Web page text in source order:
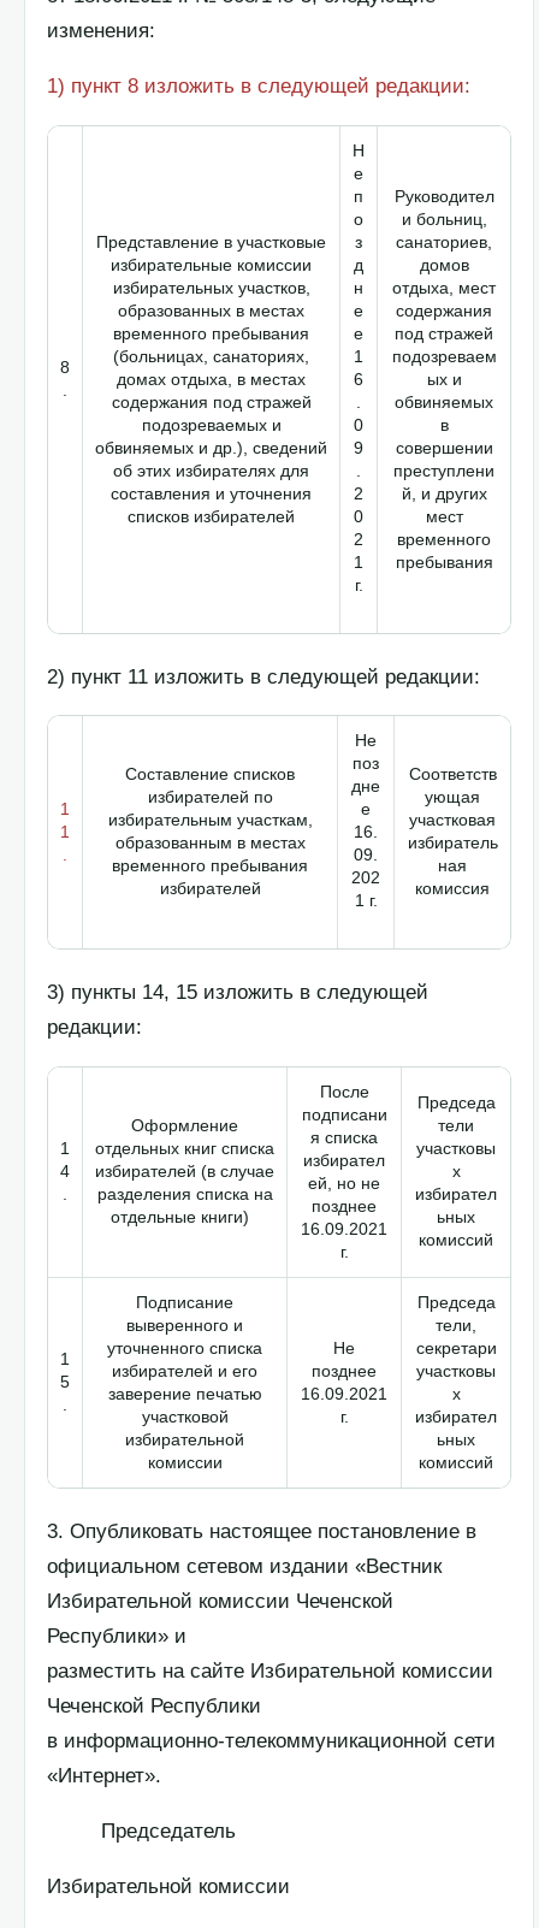
изменения:
1) пункт 8 изложить в следующей редакции:
8
Представление в участковые
избирательные комиссии
избирательных участков,
образованных в местах
временного пребывания
(больницах, санаториях,
домах отдыха, в местах
содержания под стражей
подозреваемых и
обвиняемых и др.), сведений
об этих избирателях для
составления и уточнения
списков избирателей
Н
е
п
о
з
д
н
е
е
1
6
0
9
2
0
2
1
г.
Руководител
и больниц,
санаториев,
домов
отдыха, мест
содержания
под стражей
подозреваем
ых и
обвиняемых
в
совершении
преступлени
й, и других
мест
временного
пребывания
2) пункт 11 изложить в следующей редакции:
1
1
Составление списков
избирателей по
избирательным участкам,
образованным в местах
временного пребывания
избирателей
Не
поз
дне
е
16.
09.
202
1 г.
Соответств
ующая
участковая
избиратель
ная
комиссия
3) пункты 14, 15 изложить в следующей
редакции:
1
4
Оформление
отдельных книг списка
избирателей (в случае
разделения списка на
отдельные книги)
После
подписани
я списка
избирател
ей, но не
позднее
16.09.2021
г.
Председа
тели
участковы
х
избирател
ьных
комиссий
1
5
Подписание
выверенного и
уточненного списка
избирателей и его
заверение печатью
участковой
избирательной
комиссии
Не
позднее
16.09.2021
г.
Председа
тели,
секретари
участковы
х
избирател
ьных
комиссий
3. Опубликовать настоящее постановление в
официальном сетевом издании «Вестник
Избирательной комиссии Чеченской
Республики» и
разместить на сайте Избирательной комиссии
Чеченской Республики
в информационно-телекоммуникационной сети
«Интернет».
Председатель
Избирательной комиссии